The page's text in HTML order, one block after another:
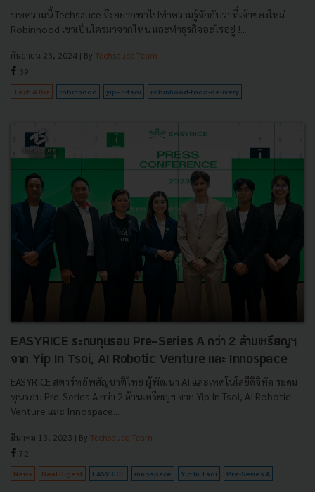
บทความนี้ Techsauce จึงอยากพาไปทำความรู้จักกับว่าที่เจ้าของใหม่
Robinhood เขาเป็นใครมาจากไหน และทำธุรกิจอะไรอยู่ !...
กันยายน 23, 2024 | By Techsauce Team
39
Tech & Biz robinhood yip-in-tsoi robinhood-food-delivery
EASYRICE ระดมทุนรอบ Pre-Series A กว่า 2 ล้านเหรียญฯ
จาก Yip In Tsoi, AI Robotic Venture และ Innospace
EASYRICE สตาร์ทอัพสัญชาติไทย ผู้พัฒนา AI และเทคโนโลยีดิจิทัล ระดม
ทุนรอบ Pre-Series A กว่า 2 ล้านเหรียญฯ จาก Yip In Tsoi, AI Robotic
Venture และ Innospace...
มีนาคม 13, 2023 | By Techsauce Team
72
News Deal Digest EASYRICE innospace Yip In Tsoi Pre-Series A